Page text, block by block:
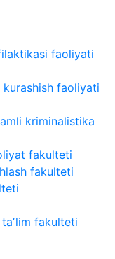
faoliyati
faoliyati
kriminalistika
fakulteti
fakulteti
fakulteti